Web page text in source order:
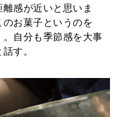
感が近いと思いま
お菓子というのを
自分も季節感を大事
す。